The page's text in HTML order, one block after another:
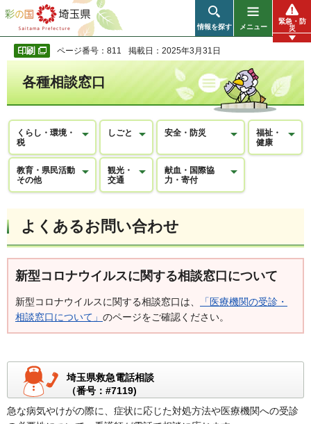
彩の国 埼玉県
情報を探す メニュー
緊急・防
災
ページ番号：811 掲載日：2025年3月31日
各種相談窓口
くらし・環境・
税
しごと 安全・防災
福祉・
健康
教育・県民活動
その他
観光・
交通
献血・国際協
力・寄付
よくあるお問い合わせ
新型コロナウイルスに関する相談窓口について
新型コロナウイルスに関する相談窓口は、
「医療機関の受診・
相談窓口について」 のページをご確認ください。
埼玉県救急電話相談
（番号：#7119)
急な病気やけがの際に、症状に応じた対処方法や医療機関への受診